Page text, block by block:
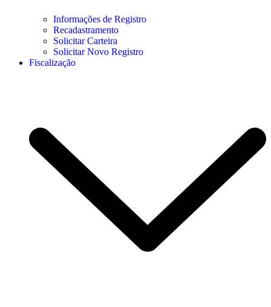
Informações de Registro
Recadastramento
Solicitar Carteira
Solicitar Novo Registro
Fiscalização